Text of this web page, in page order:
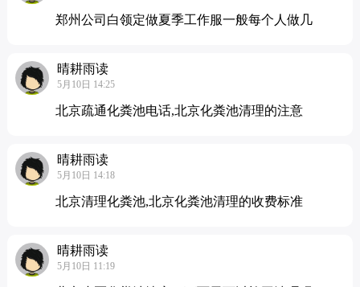
郑州公司白领定做夏季工作服一般每个人做几
晴耕雨读
5月10日 14:25
北京疏通化粪池电话,北京化粪池清理的注意
晴耕雨读
5月10日 14:18
北京清理化粪池,北京化粪池清理的收费标准
晴耕雨读
5月10日 11:19